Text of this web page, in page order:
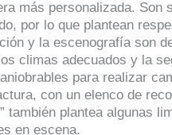
más personalizada. Son
por lo que plantean
y la escenografía son
climas adecuados y la
para realizar
con un elenco de
también plantea algunas
en escena.